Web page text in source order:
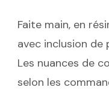
Faite main, en
avec inclusion de
Les nuances de
selon les